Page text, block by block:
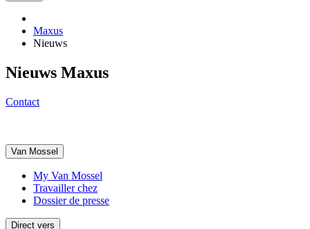
Maxus
Nieuws
Nieuws Maxus
Contact
Van Mossel
My Van Mossel
Travailler chez
Dossier de presse
Direct vers